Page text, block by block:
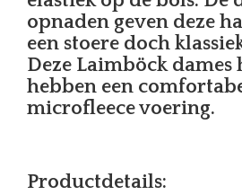
opnaden geven deze
een stoere doch
Deze Laimböck dames
hebben een
microfleece voering.
Productdetails: